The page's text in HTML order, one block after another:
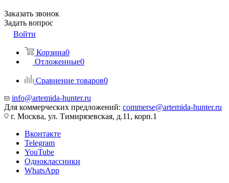
Заказать звонок
Задать вопрос
Войти
Корзина0
Отложенные0
Сравнение товаров0
info@artemida-hunter.ru
Для коммерческих предложений: commerse@artemida-hunter.ru
г. Москва, ул. Тимирязевская, д.11, корп.1
Вконтакте
Telegram
YouTube
Одноклассники
WhatsApp